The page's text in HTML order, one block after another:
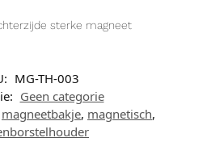
sterke magneet
MG-TH-003
Geen categorie
magneetbakje, magnetisch,